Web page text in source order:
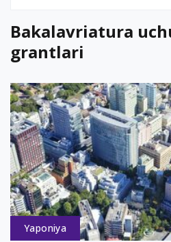
Bakalavriatura
grantlari
Yaponiya